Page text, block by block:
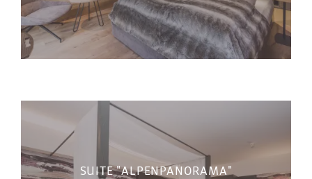
SUITE "ALPENPANORAMA"